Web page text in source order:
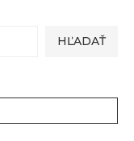
HĽADAŤ